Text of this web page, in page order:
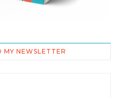
MY NEWSLETTER